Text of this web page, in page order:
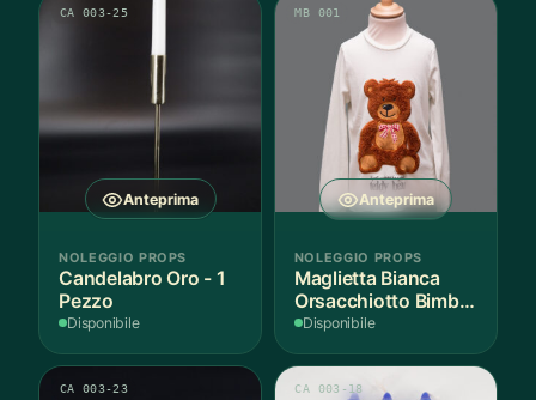
Anteprima
CA 003-25
NOLEGGIO PROPS
Candelabro Oro - 1
Pezzo
Disponibile
Anteprima
MB 001
NOLEGGIO PROPS
Maglietta Bianca
Orsacchiotto Bimbo
6-7 Anni Cotone - 1
Disponibile
CA 003-23 CA 003-18